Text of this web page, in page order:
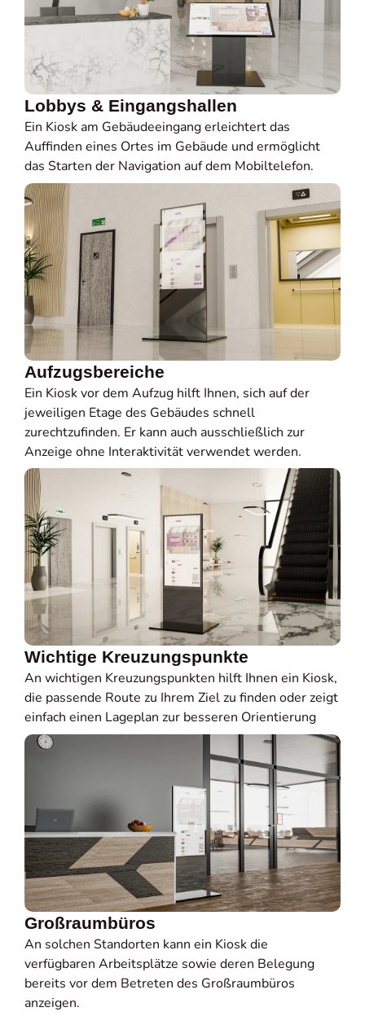
Lobbys & Eingangshallen
Ein Kiosk am Gebäudeeingang erleichtert das
Auffinden eines Ortes im Gebäude und ermöglicht
das Starten der Navigation auf dem Mobiltelefon.
Aufzugsbereiche
Ein Kiosk vor dem Aufzug hilft Ihnen, sich auf der
jeweiligen Etage des Gebäudes schnell
zurechtzufinden. Er kann auch ausschließlich zur
Anzeige ohne Interaktivität verwendet werden.
Wichtige Kreuzungspunkte
An wichtigen Kreuzungspunkten hilft Ihnen ein Kiosk,
die passende Route zu Ihrem Ziel zu finden oder zeigt
einfach einen Lageplan zur besseren Orientierung
Großraumbüros
An solchen Standorten kann ein Kiosk die
verfügbaren Arbeitsplätze sowie deren Belegung
bereits vor dem Betreten des Großraumbüros
anzeigen.